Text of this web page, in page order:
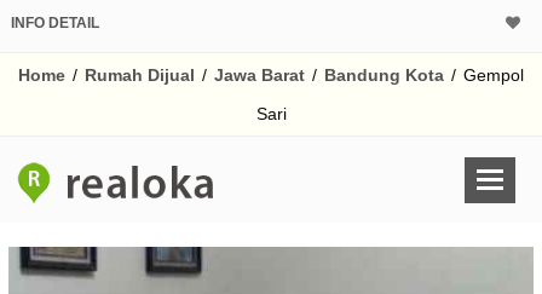
INFO DETAIL
Home / Rumah Dijual / Jawa Barat / Bandung Kota / Gempol
Sari
Harga Rp
% /th